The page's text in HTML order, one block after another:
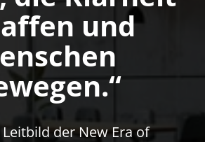
und
der New Era of